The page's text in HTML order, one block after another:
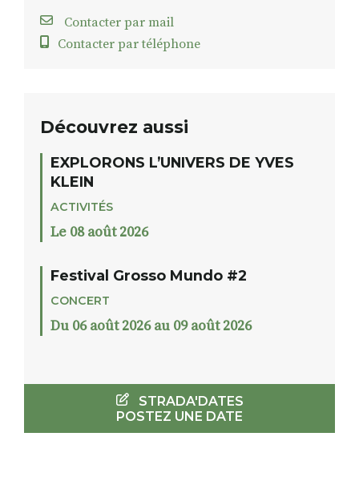
Contacter par mail
Contacter par téléphone
Découvrez aussi
EXPLORONS L’UNIVERS DE YVES
KLEIN
ACTIVITÉS
Le 08 août 2026
Festival Grosso Mundo #2
CONCERT
Du 06 août 2026 au 09 août 2026
STRADA'DATES
POSTEZ UNE DATE